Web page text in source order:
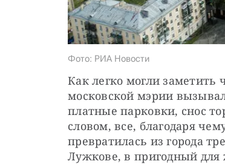
Фото: РИА Новости
Как легко могли заметить
московской мэрии
платные парковки, снос
словом, все, благодаря
превратилась из города
Лужкове, в пригодный для